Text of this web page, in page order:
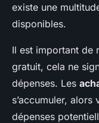
existe une
disponibles.
Il est important de
gratuit, cela ne
dépenses. Les
s’accumuler,
dépenses